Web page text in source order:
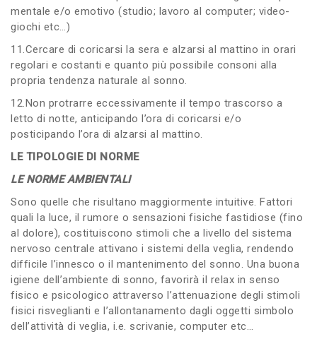
mentale e/o emotivo (studio; lavoro al computer; video-
giochi etc…)
11.Cercare di coricarsi la sera e alzarsi al mattino in orari
regolari e costanti e quanto più possibile consoni alla
propria tendenza naturale al sonno.
12.Non protrarre eccessivamente il tempo trascorso a
letto di notte, anticipando l’ora di coricarsi e/o
posticipando l’ora di alzarsi al mattino.
LE TIPOLOGIE DI NORME
LE NORME AMBIENTALI
Sono quelle che risultano maggiormente intuitive. Fattori
quali la luce, il rumore o sensazioni fisiche fastidiose (fino
al dolore), costituiscono stimoli che a livello del sistema
nervoso centrale attivano i sistemi della veglia, rendendo
difficile l’innesco o il mantenimento del sonno. Una buona
igiene dell’ambiente di sonno, favorirà il relax in senso
fisico e psicologico attraverso l’attenuazione degli stimoli
fisici risveglianti e l’allontanamento dagli oggetti simbolo
dell’attività di veglia, i.e. scrivanie, computer etc…